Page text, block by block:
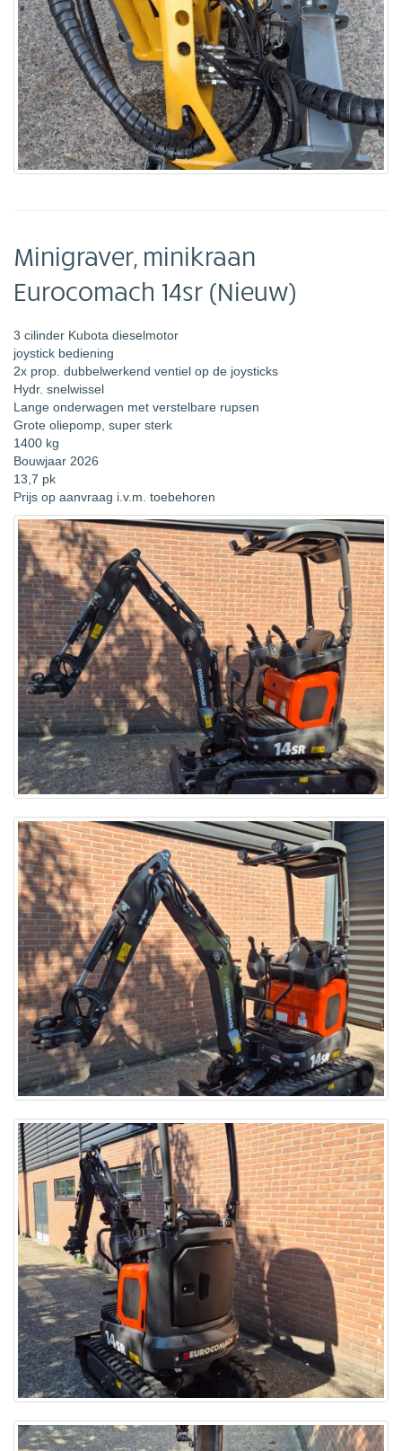
Minigraver, minikraan
Eurocomach 14sr (Nieuw)
3 cilinder Kubota dieselmotor
joystick bediening
2x prop. dubbelwerkend ventiel op de joysticks
Hydr. snelwissel
Lange onderwagen met verstelbare rupsen
Grote oliepomp, super sterk
1400 kg
Bouwjaar 2026
13,7 pk
Prijs op aanvraag i.v.m. toebehoren